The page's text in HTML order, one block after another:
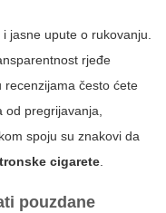
jasne upute o rukovanju.
rjeđe
recenzijama često ćete
pregrijavanja,
spoju su znakovi da
cigarete
pouzdane